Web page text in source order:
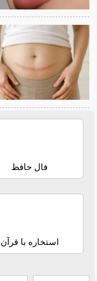
فال حافظ
استخاره با قرآن